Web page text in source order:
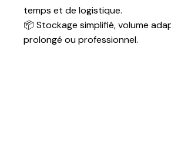
Texture /
composition
temps et de logistique.
📦 Stockage simplifié, volume
prolongé ou professionnel.